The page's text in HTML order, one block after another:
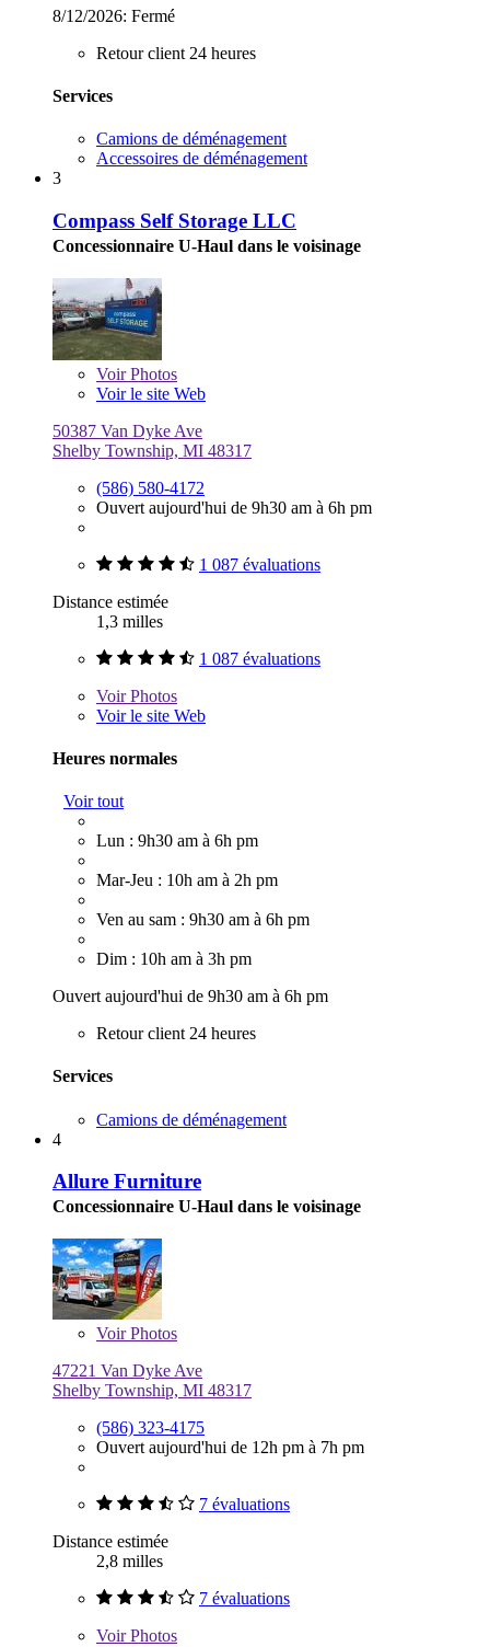
8/12/2026: Fermé
Retour client 24 heures
Services
Camions de déménagement
Accessoires de déménagement
3
Compass Self Storage LLC
Concessionnaire U-Haul dans le voisinage
VoirPhotos
Voir le site Web
50387 Van Dyke Ave
Shelby Township, MI 48317
(586) 580-4172
Ouvert aujourd'hui de 9h30 am à 6h pm
1 087 évaluations
Distance estimée
1,3 milles
1 087 évaluations
VoirPhotos
Voir le site Web
Heures normales
Voir tout
Lun : 9h30 am à 6h pm
Mar-Jeu : 10h am à 2h pm
Ven au sam : 9h30 am à 6h pm
Dim : 10h am à 3h pm
Ouvert aujourd'hui de 9h30 am à 6h pm
Retour client 24 heures
Services
Camions de déménagement
4
Allure Furniture
Concessionnaire U-Haul dans le voisinage
VoirPhotos
47221 Van Dyke Ave
Shelby Township, MI 48317
(586) 323-4175
Ouvert aujourd'hui de 12h pm à 7h pm
7 évaluations
Distance estimée
2,8 milles
7 évaluations
VoirPhotos